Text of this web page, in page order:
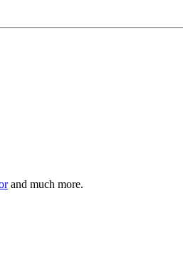
and much more.